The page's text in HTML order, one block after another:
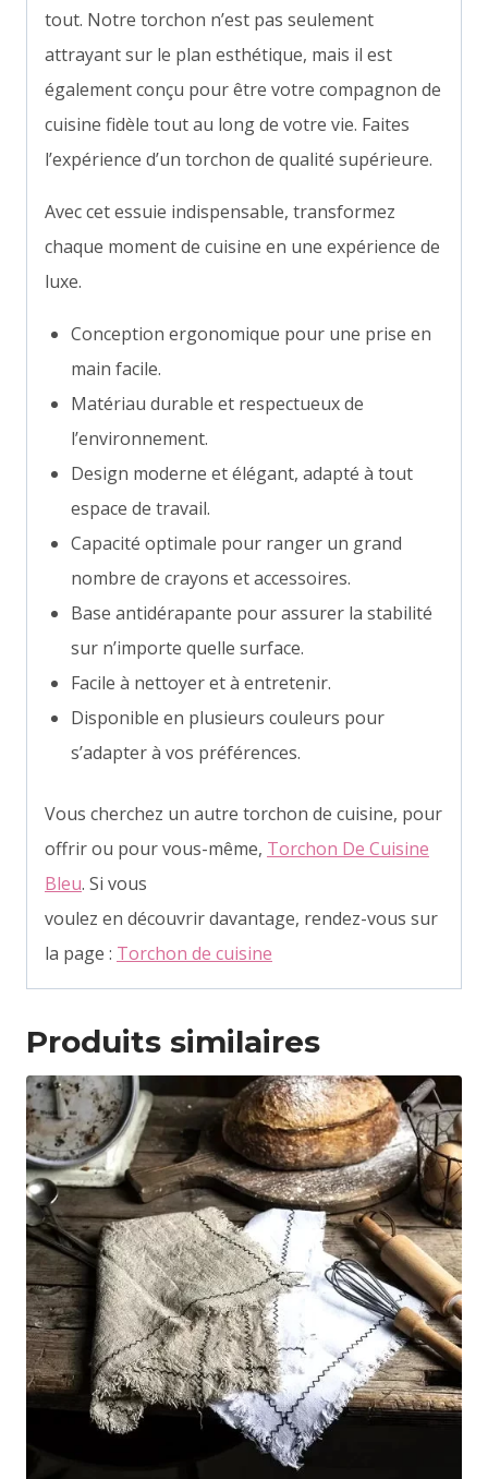
tout. Notre torchon n’est pas seulement
attrayant sur le plan esthétique, mais il est
également conçu pour être votre compagnon de
cuisine fidèle tout au long de votre vie. Faites
l’expérience d’un torchon de qualité supérieure.
Avec cet essuie indispensable, transformez
chaque moment de cuisine en une expérience de
luxe.
Conception ergonomique pour une prise en
main facile.
Matériau durable et respectueux de
l’environnement.
Design moderne et élégant, adapté à tout
espace de travail.
Capacité optimale pour ranger un grand
nombre de crayons et accessoires.
Base antidérapante pour assurer la stabilité
sur n’importe quelle surface.
Facile à nettoyer et à entretenir.
Disponible en plusieurs couleurs pour
s’adapter à vos préférences.
Vous cherchez un autre torchon de cuisine, pour
offrir ou pour vous-même, Torchon De Cuisine
Bleu. Si vous
voulez en découvrir davantage, rendez-vous sur
la page : Torchon de cuisine
Produits similaires